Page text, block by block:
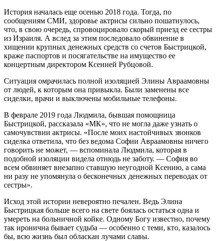
История началась еще осенью 2018 года. Тогда, по
сообщениям СМИ, здоровье актрисы сильно пошатнулось,
что, в свою очередь, спровоцировало скорый приезд ее сестры
из Израиля. А вслед за этим последовало обвинение в
хищении крупных денежных средств со счетов Быстрицкой,
краже паспортов и посягательстве на имущество ее
концертным директором Ксенией Рубцовой.
Ситуация омрачилась полной изоляцией Элины Авраамовны
от людей, к которым она привыкла. Были заменены все
сиделки, врачи и выключены мобильные телефоны.
В феврале 2019 года Людмила, бывшая помощница
Быстрицкой, рассказала «МК», что не могла даже узнать о
самочувствии актрисы. «После моих настойчивых звонков
сиделка ответила, что без ведома Софии Авраамовны ничего
говорить не может, — вспоминала Людмила, которая в
подобной изоляции видела отнюдь не заботу. — София во
всем обвиняет внезапно ставшую неугодной Ксению, а сама
ни разу не упомянула о бесконечных денежных переводах от
сестры».
Исход этой истории невероятно печален. Ведь Элина
Быстрицкая больше всего на свете боялась остаться одна и
умереть на больничной койке. Одному Богу известно, почему
так иронична бывает судьба — особенно с теми, кто, казалось
бы, всю жизнь был обласкан лучами славы.